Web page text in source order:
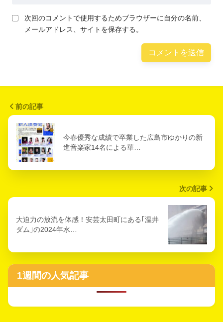
次回のコメントで使用するためブラウザーに自分の名前、
メールアドレス、サイトを保存する。
前の記事
今春優秀な成績で卒業した広島市ゆかりの新
進音楽家14名による華…
次の記事
大迫力の放流を体感！安芸太田町にある｢温井
ダム｣の2024年水…
1週間の人気記事